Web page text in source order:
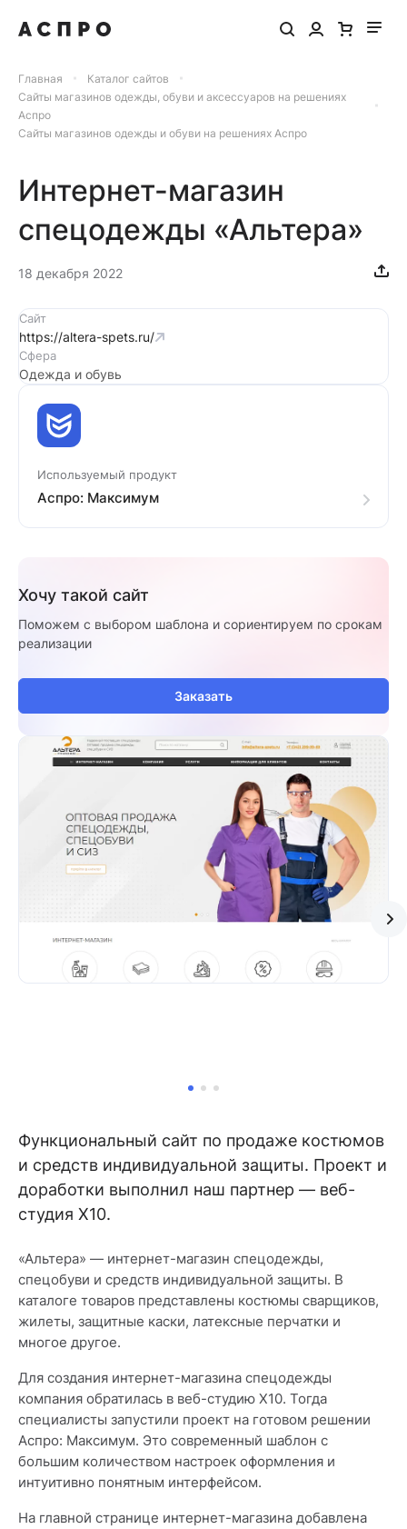
Главная
Каталог сайтов
Сайты магазинов одежды, обуви и аксессуаров на решениях
Аспро
Сайты магазинов одежды и обуви на решениях Аспро
Интернет-магазин
спецодежды «Альтера»
18 декабря 2022
Функциональный сайт по продаже костюмов
и средств индивидуальной защиты. Проект и
доработки выполнил наш партнер — веб-
студия X10.
«Альтера» — интернет-магазин спецодежды,
спецобуви и средств индивидуальной защиты. В
каталоге товаров представлены костюмы сварщиков,
жилеты, защитные каски, латексные перчатки и
многое другое.
Для создания интернет-магазина спецодежды
компания обратилась в веб-студию X10. Тогда
специалисты запустили проект на готовом решении
Аспро: Максимум. Это современный шаблон с
большим количеством настроек оформления и
интуитивно понятным интерфейсом.
На главной странице интернет-магазина добавлена
Сайт
https://altera-spets.ru/
Сфера
Одежда и обувь
Используемый продукт
Аспро: Максимум
Хочу такой сайт
Поможем с выбором шаблона и сориентируем по срокам
реализации
Заказать